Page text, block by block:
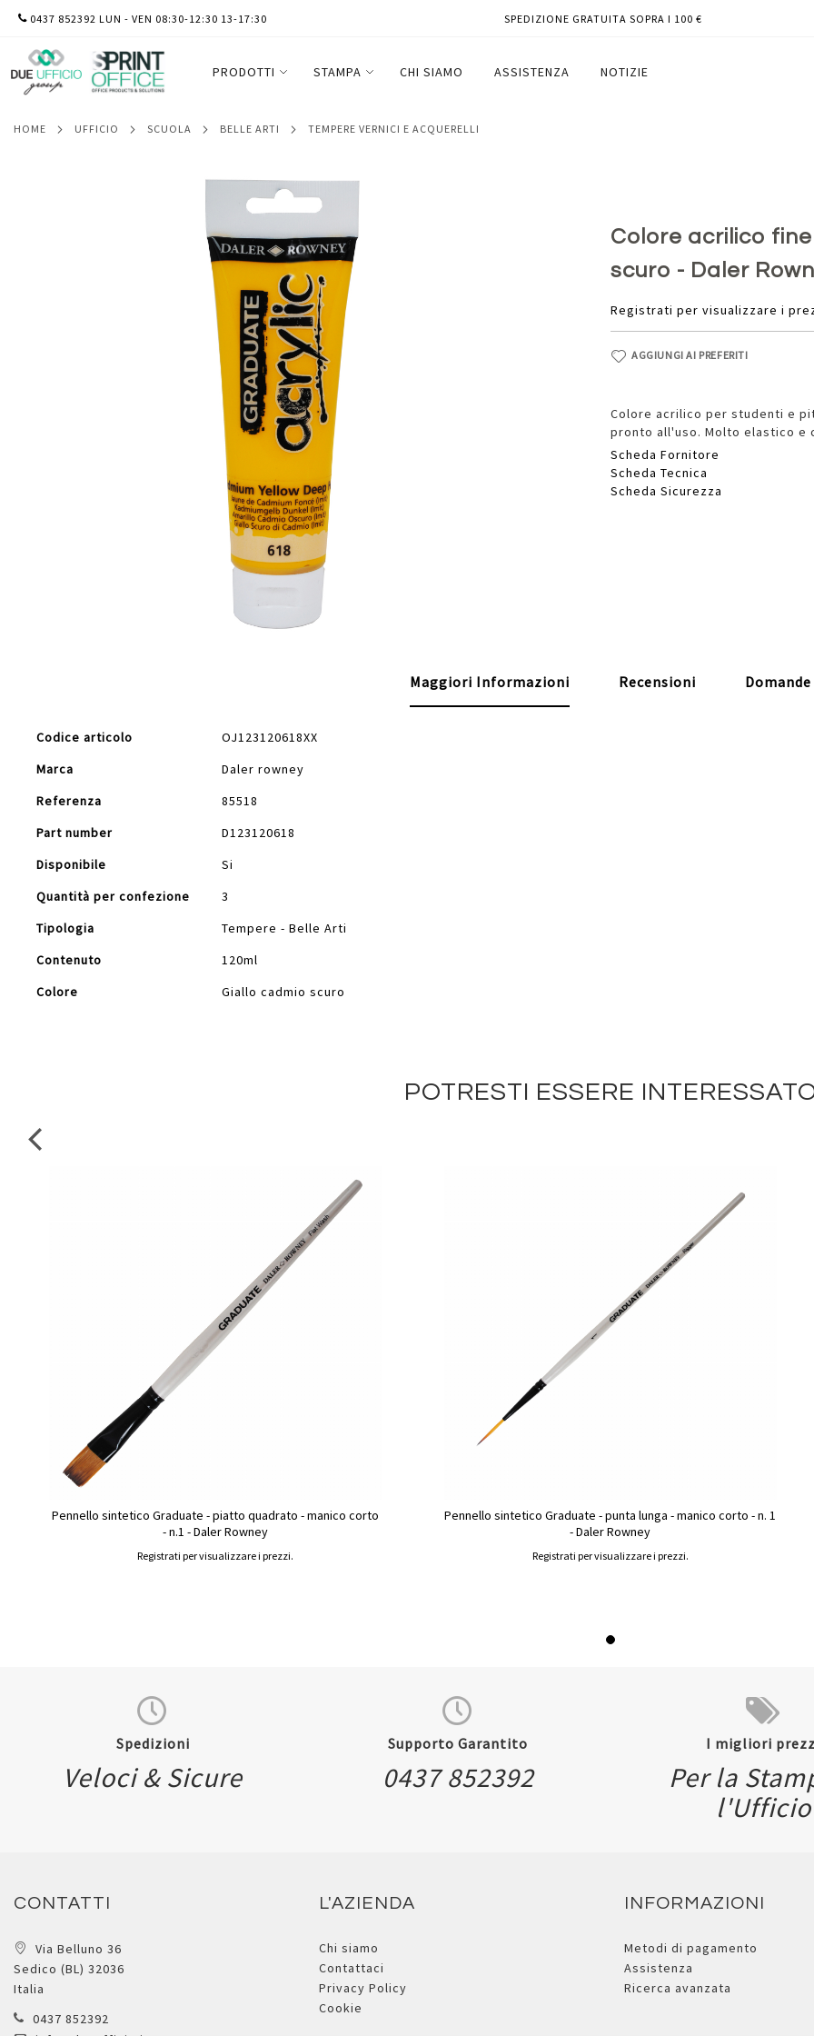
SALTA
CONTENUTO
0437 852392 LUN - VEN 08:30-12:30 13-17:30 SPEDIZIONE GRATUITA SOPRA I 100 €
PRODOTTI STAMPA CHI SIAMO ASSISTENZA NOTIZIE
HOME UFFICIO SCUOLA BELLE ARTI TEMPERE VERNICI E ACQUERELLI
Colore acrilico
scuro - Daler
Registrati per visualizzare i
AGGIUNGI AI PREFERITI
Colore acrilico per studenti e
pronto all'uso. Molto elastico e
Scheda Fornitore
Scheda Tecnica
Scheda Sicurezza
immagini
Maggiori Informazioni
Maggiori
Codice articolo
OJ123120618XX
Marca
Daler rowney
Referenza
85518
Part number
D123120618
Disponibile
Si
Quantità per confezione
3
Tipologia
Tempere - Belle Arti
Contenuto
120ml
Colore
Giallo cadmio scuro
Recensioni Domande
POTRESTI ESSERE
Pennello sintetico Graduate - piatto quadrato - manico corto
- n.1 - Daler Rowney
Registrati per visualizzare i prezzi.
Pennello sintetico Graduate - punta lunga - manico corto - n. 1
- Daler Rowney
Registrati per visualizzare i prezzi.
Spedizioni
Veloci & Sicure
Supporto Garantito
0437 852392
I migliori
Per la
l'Ufficio
CONTATTI
Via Belluno 36
Sedico (BL) 32036
Italia
0437 852392
L'AZIENDA
Chi siamo
Contattaci
Privacy Policy
Cookie
INFORMAZIONI
Metodi di pagamento
Assistenza
Ricerca avanzata